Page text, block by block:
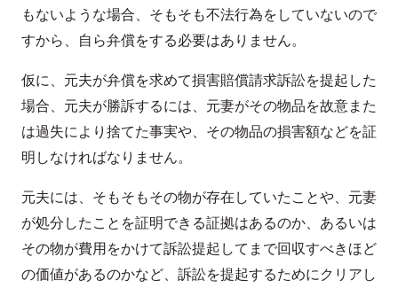
もないような場合、そもそも不法行為をしていないので
すから、自ら弁償をする必要はありません。
仮に、元夫が弁償を求めて損害賠償請求訴訟を提起した
場合、元夫が勝訴するには、元妻がその物品を故意また
は過失により捨てた事実や、その物品の損害額などを証
明しなければなりません。
元夫には、そもそもその物が存在していたことや、元妻
が処分したことを証明できる証拠はあるのか、あるいは
その物が費用をかけて訴訟提起してまで回収すべきほど
の価値があるのかなど、訴訟を提起するためにクリアし